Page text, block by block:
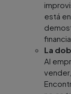
está
La
Al